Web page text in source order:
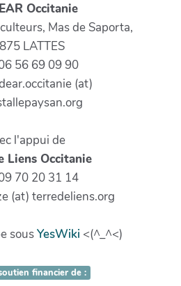
Occitanie
Mas de Saporta,
LATTES
56 69 09 90
(at)
l'appui de
Liens Occitanie
70 20 31 14
(at) terredeliens.org
sousYesWiki <(^_^<)
financier de :